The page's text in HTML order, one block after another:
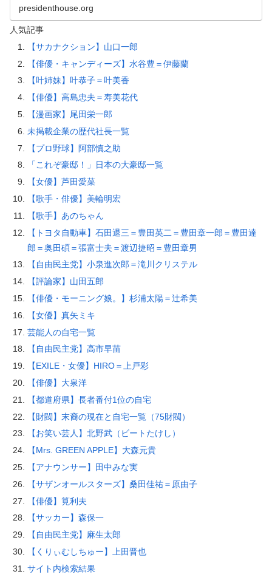
presidenthouse.org
人気記事
【サカナクション】山口一郎
【俳優・キャンディーズ】水谷豊＝伊藤蘭
【叶姉妹】叶恭子＝叶美香
【俳優】高島忠夫＝寿美花代
【漫画家】尾田栄一郎
未掲載企業の歴代社長一覧
【プロ野球】阿部慎之助
「これぞ豪邸！」日本の大豪邸一覧
【女優】芦田愛菜
【歌手・俳優】美輪明宏
【歌手】あのちゃん
【トヨタ自動車】石田退三＝豊田英二＝豊田章一郎＝豊田達
郎＝奥田碩＝張富士夫＝渡辺捷昭＝豊田章男
【自由民主党】小泉進次郎＝滝川クリステル
【評論家】山田五郎
【俳優・モーニング娘。】杉浦太陽＝辻希美
【女優】真矢ミキ
芸能人の自宅一覧
【自由民主党】高市早苗
【EXILE・女優】HIRO＝上戸彩
【俳優】大泉洋
【都道府県】長者番付1位の自宅
【財閥】末裔の現在と自宅一覧（75財閥）
【お笑い芸人】北野武（ビートたけし）
【Mrs. GREEN APPLE】大森元貴
【アナウンサー】田中みな実
【サザンオールスターズ】桑田佳祐＝原由子
【俳優】筧利夫
【サッカー】森保一
【自由民主党】麻生太郎
【くりぃむしちゅー】上田晋也
サイト内検索結果